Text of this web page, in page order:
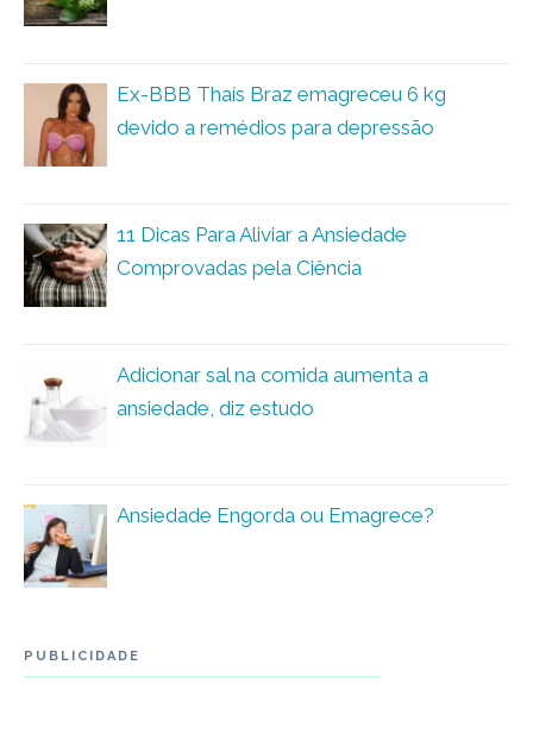
Ex-BBB Thaís Braz emagreceu 6 kg
devido a remédios para depressão
11 Dicas Para Aliviar a Ansiedade
Comprovadas pela Ciência
Adicionar sal na comida aumenta a
ansiedade, diz estudo
Ansiedade Engorda ou Emagrece?
PUBLICIDADE